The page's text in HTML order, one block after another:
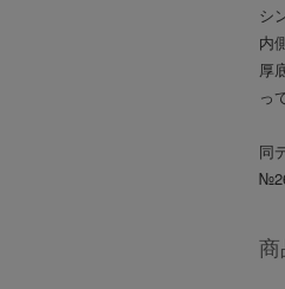
シ
内
厚
っ
同